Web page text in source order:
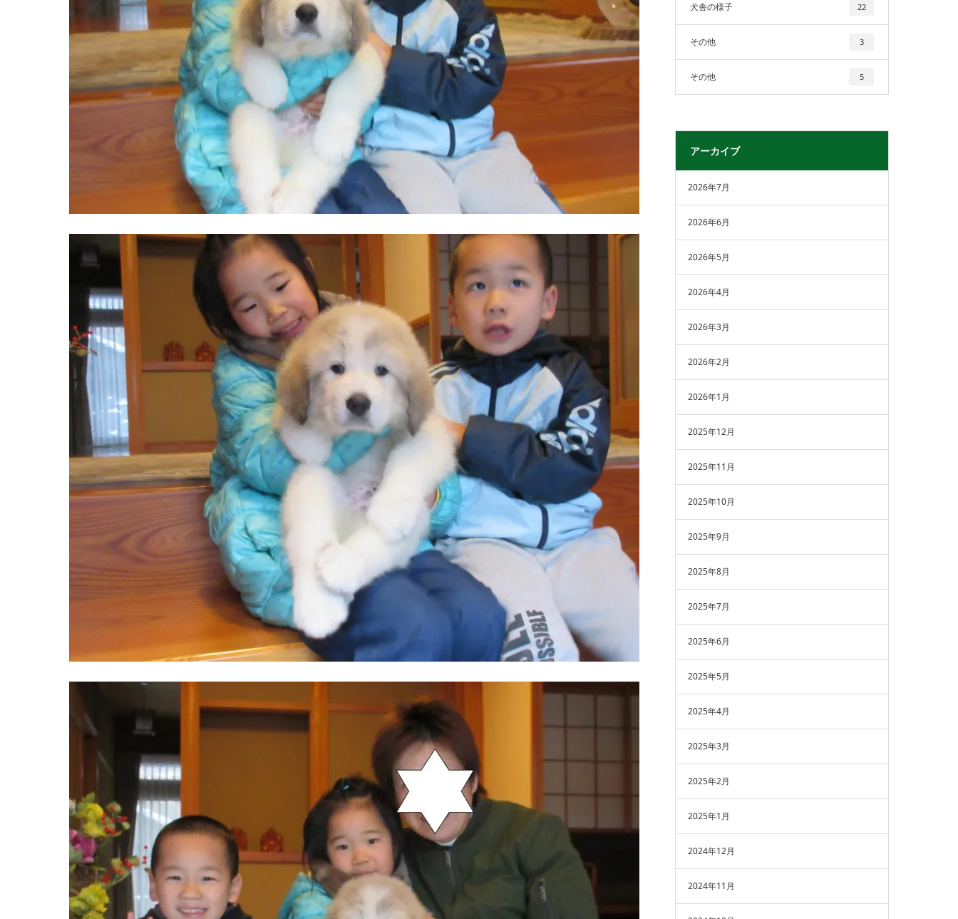
犬舎の様子 22
その他 3
その他 5
アーカイブ
2026年7月
2026年6月
2026年5月
2026年4月
2026年3月
2026年2月
2026年1月
2025年12月
2025年11月
2025年10月
2025年9月
2025年8月
2025年7月
2025年6月
2025年5月
2025年4月
2025年3月
2025年2月
2025年1月
2024年12月
2024年11月